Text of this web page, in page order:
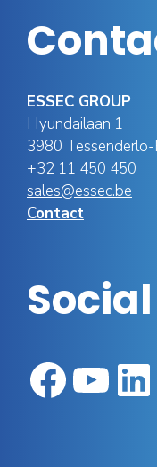
ESSEC GROUP
Hyundailaan 1
3980
+32 11 450 450
sales@essec.be
Contact
Social